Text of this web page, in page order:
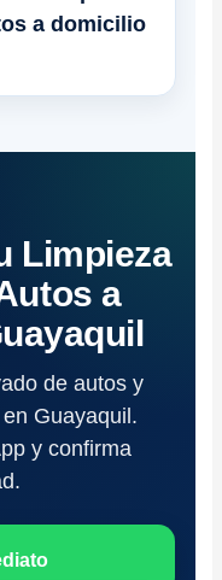
a domicilio
Limpieza
a
de autos y
Guayaquil.
y confirma